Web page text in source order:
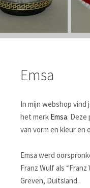
Emsa
In mijn webshop
het merk Emsa. Deze
van vorm en kleur en
Emsa werd
Franz Wulf als
Greven, Duitsland.